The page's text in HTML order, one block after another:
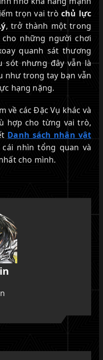
trọn vai tròchủ lực
, trở thành một trong
những người chơi
quanh sát thương
sót nhưng đây vẫn là
như trong tay bạn vẫn
hạng nặng.
về các Đặc Vụ khác và
hợp cho từng vai trò,
Danh sách nhân vật
nhìn tổng quan và
cho mình.